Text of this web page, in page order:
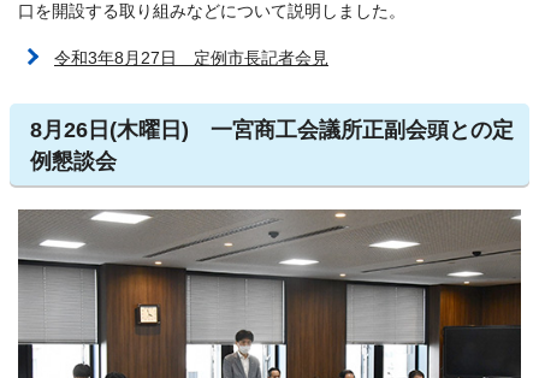
口を開設する取り組みなどについて説明しました。
令和3年8月27日 定例市長記者会見
8月26日(木曜日) 一宮商工会議所正副会頭との定
例懇談会